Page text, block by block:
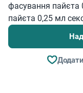
фасування пайєта
пайєта 0,25 мл